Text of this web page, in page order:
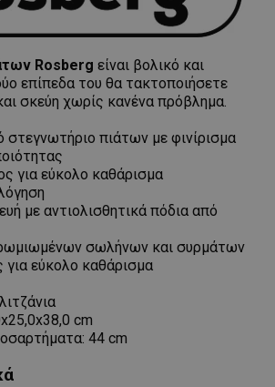
Rosberg είναι βολικό και
επίπεδα του θα τακτοποιήσετε
σκεύη χωρίς κανένα πρόβλημα.
στεγνωτήριο πιάτων με φινίρισμα
για εύκολο καθάρισμα
με αντιολισθητικά πόδια από
σωλήνων και συρμάτων
για εύκολο καθάρισμα
cm
44 cm